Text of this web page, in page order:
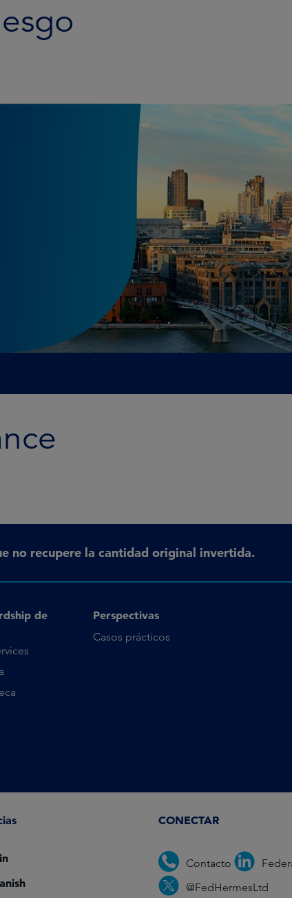
no recupere la cantidad original invertida.
de
Perspectivas
Casos prácticos
CONECTAR
Contacto
@FedHermesLtd